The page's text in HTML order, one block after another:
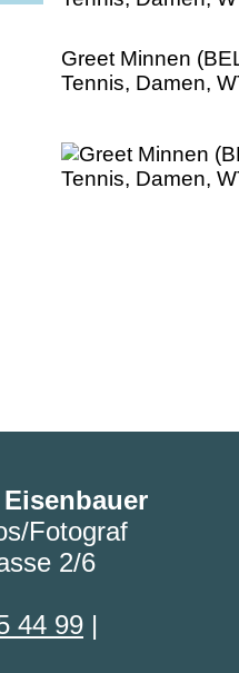
Greet Minnen
Tennis, Damen,
Fotograf
2/6
44 99 |